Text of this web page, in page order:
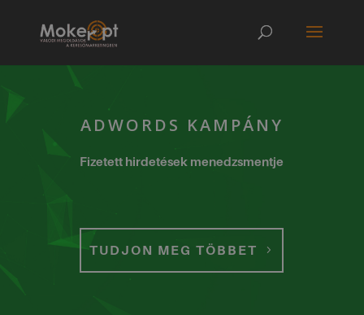
ADWORDS KAMPÁNY
Fizetett hirdetések menedzsmentje
TUDJON MEG TÖBBET